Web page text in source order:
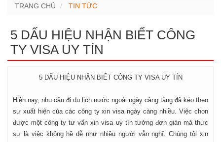
TRANG CHỦ TIN TỨC
5 DẤU HIỆU NHẬN BIẾT CÔNG
TY VISA UY TÍN
5 DẤU HIỆU NHẬN BIẾT CÔNG TY VISA UY TÍN
Hiện nay, nhu cầu đi du lịch nước ngoài ngày càng tăng đã kéo theo
sự xuất hiện của các công ty xin visa ngày càng nhiều. Việc chọn
được một công ty tư vấn xin visa uy tín tưởng đơn giản mà thực
sự là việc không hề dễ như nhiều người vẫn nghĩ. Chúng tôi xin